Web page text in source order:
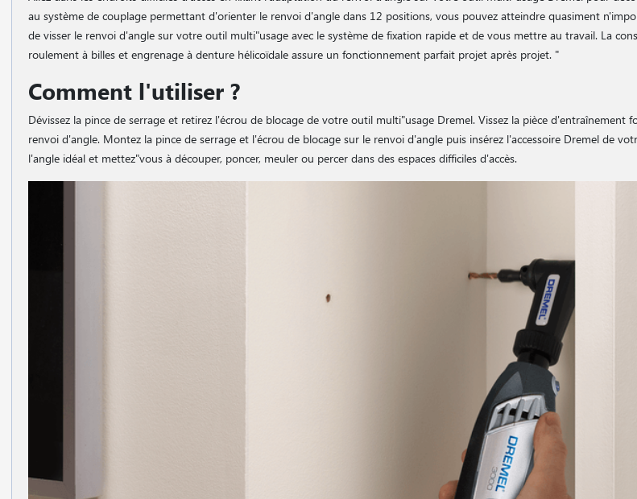
au système de couplage permettant d'orienter le renvoi d'angle dans 12 positions, vous pouvez atteindre quasiment
de visser le renvoi d'angle sur votre outil multi"usage avec le système de fixation rapide et de vous mettre au travail. La
roulement à billes et engrenage à denture hélicoïdale assure un fonctionnement parfait projet après projet. "
Comment l'utiliser ?
Dévissez la pince de serrage et retirez l'écrou de blocage de votre outil multi"usage Dremel. Vissez la pièce d'entraînement
renvoi d'angle. Montez la pince de serrage et l'écrou de blocage sur le renvoi d'angle puis insérez l'accessoire Dremel de
l'angle idéal et mettez"vous à découper, poncer, meuler ou percer dans des espaces difficiles d'accès.